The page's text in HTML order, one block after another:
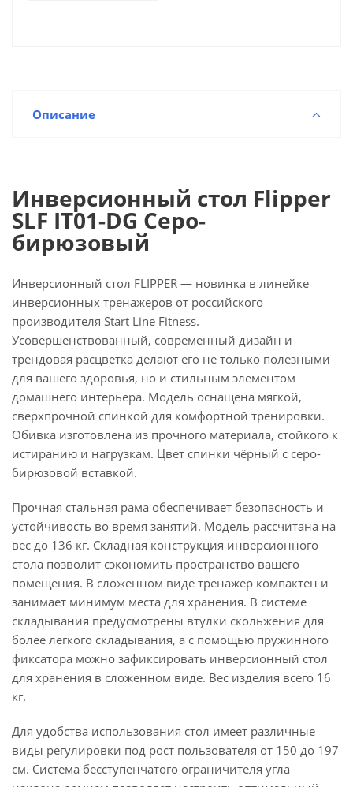
Описание
Инверсионный стол Flipper
SLF IT01-DG Серо-
бирюзовый
Инверсионный стол FLIPPER — новинка в линейке
инверсионных тренажеров от российского
производителя Start Line Fitness.
Усовершенствованный, современный дизайн и
трендовая расцветка делают его не только полезными
для вашего здоровья, но и стильным элементом
домашнего интерьера. Модель оснащена мягкой,
сверхпрочной спинкой для комфортной тренировки.
Обивка изготовлена из прочного материала, стойкого к
истиранию и нагрузкам. Цвет спинки чёрный с серо-
бирюзовой вставкой.
Прочная стальная рама обеспечивает безопасность и
устойчивость во время занятий. Модель рассчитана на
вес до 136 кг. Складная конструкция инверсионного
стола позволит сэкономить пространство вашего
помещения. В сложенном виде тренажер компактен и
занимает минимум места для хранения. В системе
складывания предусмотрены втулки скольжения для
более легкого складывания, а с помощью пружинного
фиксатора можно зафиксировать инверсионный стол
для хранения в сложенном виде. Вес изделия всего 16
кг.
Для удобства использования стол имеет различные
виды регулировки под рост пользователя от 150 до 197
см. Система бесступенчатого ограничителя угла